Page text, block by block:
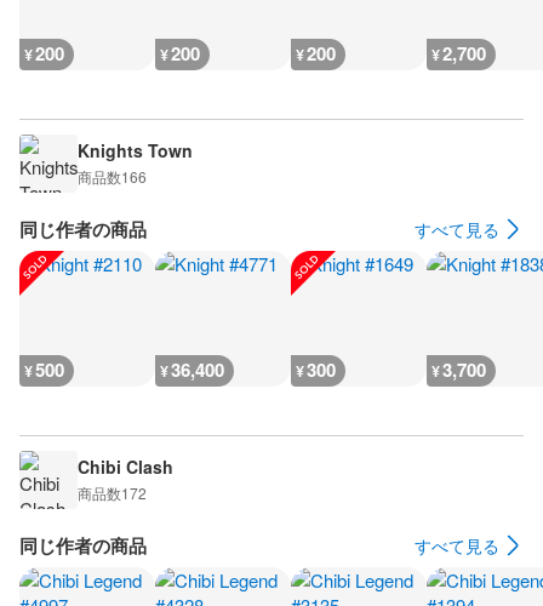
¥200 ¥200 ¥200 ¥2,700
Knights Town
商品数166
同じ作者の商品 すべて見る
¥500 ¥36,400 ¥300 ¥3,700
Chibi Clash
商品数172
同じ作者の商品 すべて見る